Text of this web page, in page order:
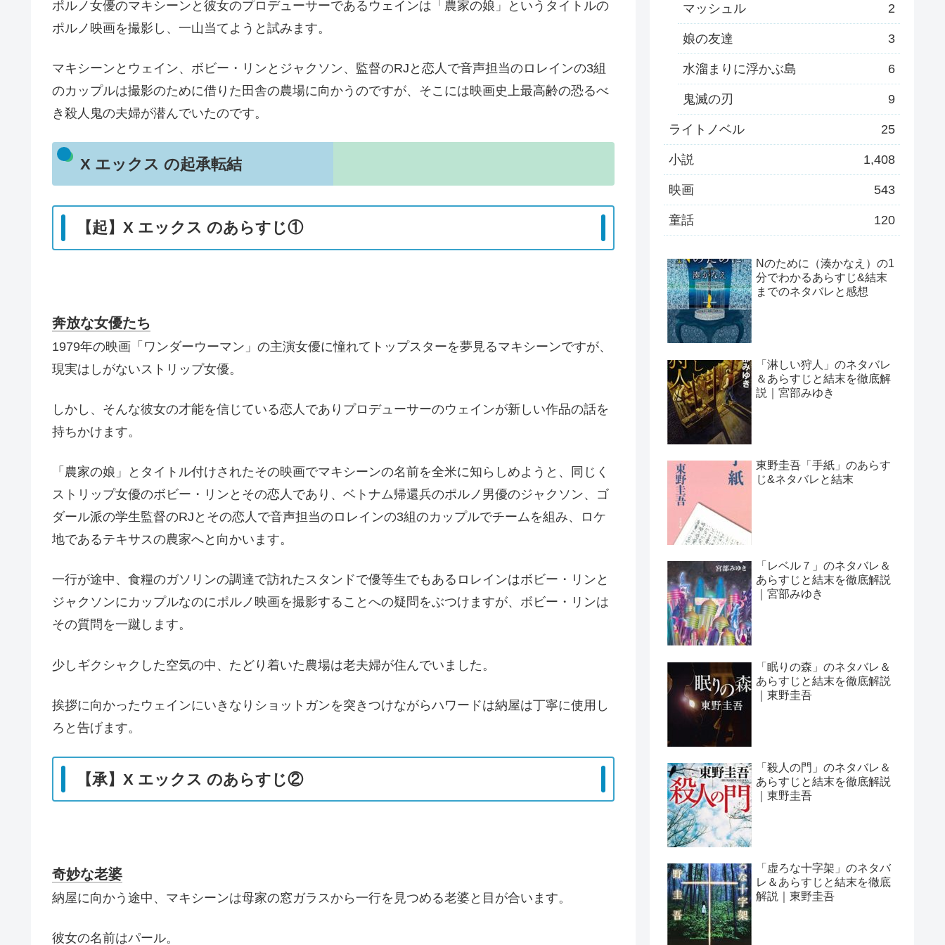
ポルノ女優のマキシーンと彼女のプロデューサーであるウェインは「農家の娘」というタイトルの
ポルノ映画を撮影し、一山当てようと試みます。
マキシーンとウェイン、ボビー・リンとジャクソン、監督のRJと恋人で音声担当のロレインの3組
のカップルは撮影のために借りた田舎の農場に向かうのですが、そこには映画史上最高齢の恐るべ
き殺人鬼の夫婦が潜んでいたのです。
X エックス の起承転結
【起】X エックス のあらすじ①
奔放な女優たち
1979年の映画「ワンダーウーマン」の主演女優に憧れてトップスターを夢見るマキシーンですが、
現実はしがないストリップ女優。
しかし、そんな彼女の才能を信じている恋人でありプロデューサーのウェインが新しい作品の話を
持ちかけます。
「農家の娘」とタイトル付けされたその映画でマキシーンの名前を全米に知らしめようと、同じく
ストリップ女優のボビー・リンとその恋人であり、ベトナム帰還兵のポルノ男優のジャクソン、ゴ
ダール派の学生監督のRJとその恋人で音声担当のロレインの3組のカップルでチームを組み、ロケ
地であるテキサスの農家へと向かいます。
一行が途中、食糧のガソリンの調達で訪れたスタンドで優等生でもあるロレインはボビー・リンと
ジャクソンにカップルなのにポルノ映画を撮影することへの疑問をぶつけますが、ボビー・リンは
その質問を一蹴します。
少しギクシャクした空気の中、たどり着いた農場は老夫婦が住んでいました。
挨拶に向かったウェインにいきなりショットガンを突きつけながらハワードは納屋は丁寧に使用し
ろと告げます。
【承】X エックス のあらすじ②
奇妙な老婆
納屋に向かう途中、マキシーンは母家の窓ガラスから一行を見つめる老婆と目が合います。
彼女の名前はパール。
マッシュル 2
娘の友達 3
水溜まりに浮かぶ島 6
鬼滅の刃 9
ライトノベル 25
小説 1,408
映画 543
童話 120
Nのために（湊かなえ）の1
分でわかるあらすじ&結末
までのネタバレと感想
「淋しい狩人」のネタバレ
＆あらすじと結末を徹底解
説｜宮部みゆき
東野圭吾「手紙」のあらす
じ&ネタバレと結末
「レベル７」のネタバレ＆
あらすじと結末を徹底解説
｜宮部みゆき
「眠りの森」のネタバレ＆
あらすじと結末を徹底解説
｜東野圭吾
「殺人の門」のネタバレ＆
あらすじと結末を徹底解説
｜東野圭吾
「虚ろな十字架」のネタバ
レ＆あらすじと結末を徹底
解説｜東野圭吾